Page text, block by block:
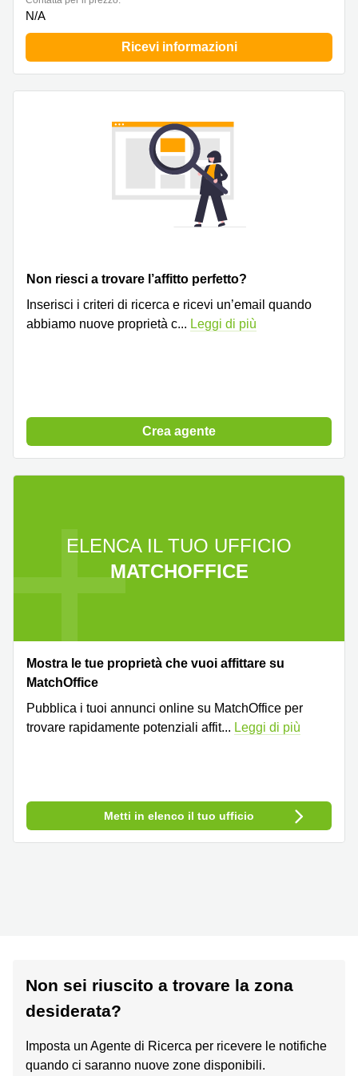
Pescara
Coworking
Affitto
Business
a
Affitto
Sale
in affitto su
Brescia
Affitto
N/A
Ricevi informazioni
Non riesci a trovare l’affitto perfetto?
Inserisci i criteri di ricerca e ricevi un’email quando
abbiamo nuove proprietà c... Leggi di più
Crea agente
ELENCA IL TUO UFFICIO
MATCHOFFICE
Mostra le tue proprietà che vuoi affittare su
MatchOffice
Pubblica i tuoi annunci online su MatchOffice per
trovare rapidamente potenziali affit... Leggi di più
Metti in elenco il tuo ufficio
Non sei riuscito a trovare la zona
desiderata?
Imposta un Agente di Ricerca per ricevere le notifiche
quando ci saranno nuove zone disponibili.